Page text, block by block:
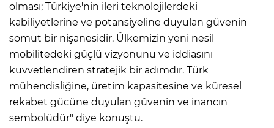
olması; Türkiye'nin ileri teknolojilerdeki
kabiliyetlerine ve potansiyeline duyulan güvenin
somut bir nişanesidir. Ülkemizin yeni nesil
mobilitedeki güçlü vizyonunu ve iddiasını
kuvvetlendiren stratejik bir adımdır. Türk
mühendisliğine, üretim kapasitesine ve küresel
rekabet gücüne duyulan güvenin ve inancın
sembolüdür" diye konuştu.